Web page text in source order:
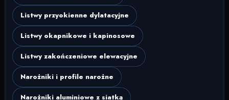
Listwy przyokienne dylatacyjne
Listwy okapnikowe i kapinosowe
Listwy zakończeniowe elewacyjne
Narożniki i profile narożne
Narożniki aluminiowe z siatką